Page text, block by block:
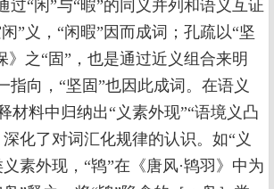
过“闲”与“暇”的同义并列和语义互证
”义，“闲暇”因而成词；孔疏以“坚
》之“固”，也是通过近义组合来明
指向，“坚固”也因此成词。在语义
材料中归纳出“义素外现”“语境义凸
化了对词汇化规律的认识。如“义
素外现，“鸨”在《唐风·鸨羽》中为